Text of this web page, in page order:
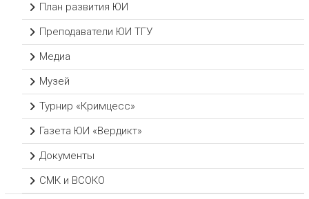
План развития ЮИ
Преподаватели ЮИ ТГУ
Медиа
Музей
Турнир «Кримцесс»
Газета ЮИ «Вердикт»
Документы
СМК и ВСОКО